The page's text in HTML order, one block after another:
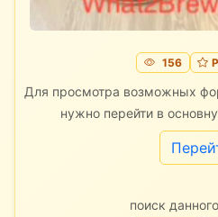
156
Для просмотра возможных
нужно перейти в
поиск